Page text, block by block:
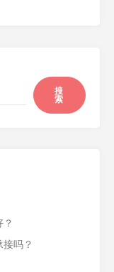
搜
索
吗？